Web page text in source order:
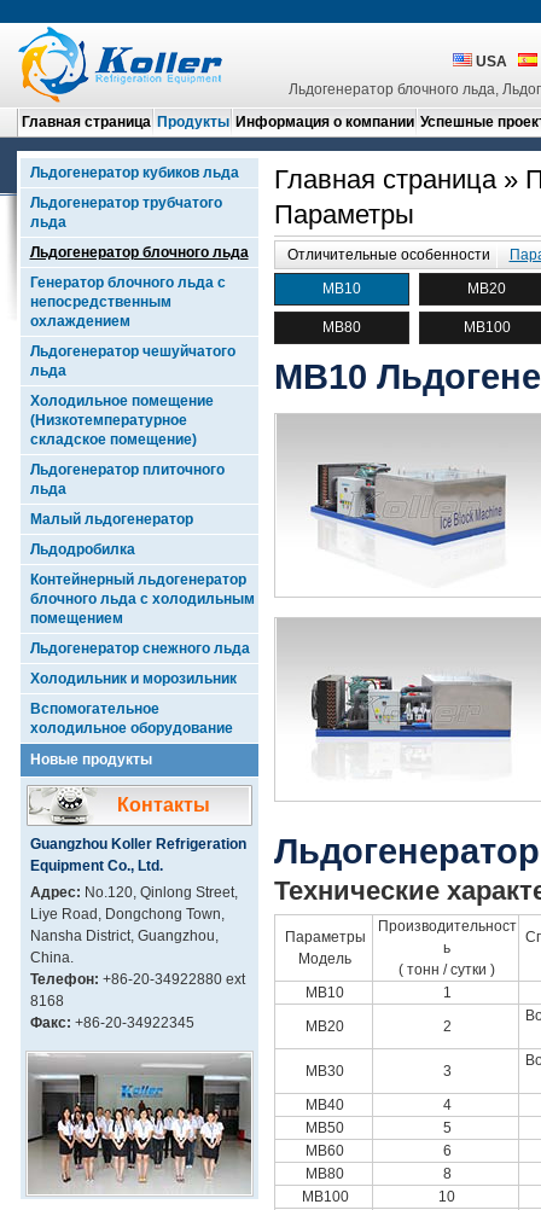
USA
Льдогенератор блочного льда,
Главная страница Продукты Информация о компании Успешные
Льдогенератор кубиков льда
Льдогенератор трубчатого
льда
Льдогенератор блочного льда
Генератор блочного льда с
непосредственным
охлаждением
Льдогенератор чешуйчатого
льда
Холодильное помещение
(Низкотемпературное
складское помещение)
Льдогенератор плиточного
льда
Малый льдогенератор
Льдодробилка
Контейнерный льдогенератор
блочного льда с холодильным
помещением
Льдогенератор снежного льда
Холодильник и морозильник
Вспомогательное
холодильное оборудование
Новые продукты
Контакты
Guangzhou Koller Refrigeration
Equipment Co., Ltd.
Адрес: No.120, Qinlong Street,
Liye Road, Dongchong Town,
Nansha District, Guangzhou,
China.
Телефон: +86-20-34922880 ext
8168
Факс: +86-20-34922345
Главная страница»
Параметры
Отличительные особенности
MB10
MB20
MB80 MB100
MB10
Технические
Параметры
Модель
Производительност
ь
( тонн / сутки )
MB10
1
MB20
2
MB30 3
MB40
4
MB50
5
MB60
6
MB80
8
MB100
10